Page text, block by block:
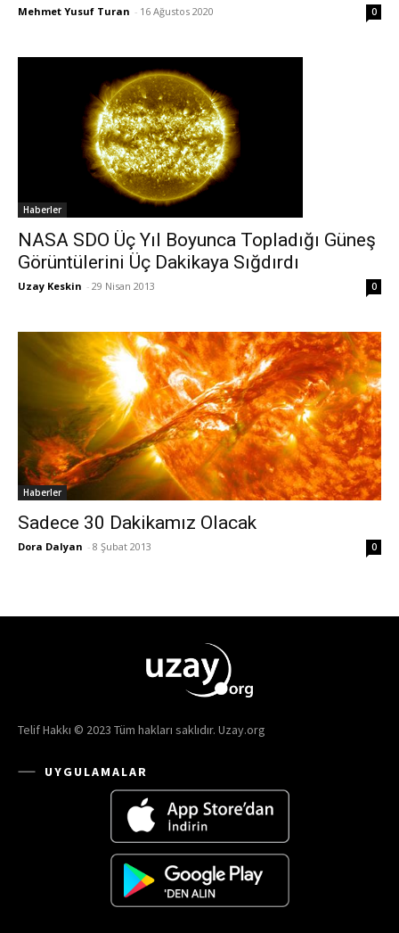
Mehmet Yusuf Turan - 16 Ağustos 2020 0
Haberler
NASA SDO Üç Yıl Boyunca Topladığı Güneş
Görüntülerini Üç Dakikaya Sığdırdı
Uzay Keskin - 29 Nisan 2013 0
Haberler
Sadece 30 Dakikamız Olacak
Dora Dalyan - 8 Şubat 2013 0
Telif Hakkı © 2023 Tüm hakları saklıdır. Uzay.org
UYGULAMALAR